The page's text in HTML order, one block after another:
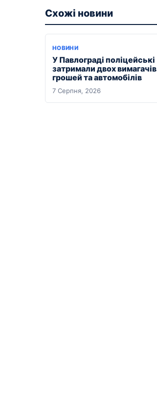
Схожі новини
НОВИНИ
У Павлограді поліцейські
затримали двох вимагачів
грошей та автомобілів
7 Серпня, 2026